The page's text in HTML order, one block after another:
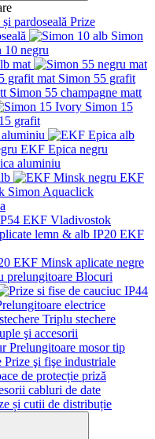
Prize
Simon
10 negru
mat
Simon 55 grafit
Simon 55 champagne matt
Simon 15
grafit
EKF Epica negru
aluminiu
EKF
Simon Aquaclick
EKF Vladivostok
EKF
EKF Minsk aplicate negre
Blocuri
Triplu stechere
şi accesorii
Prelungitoare mosor tip
Prize şi fişe industriale
de protecție priză
cabluri de date
și cutii de distribuție